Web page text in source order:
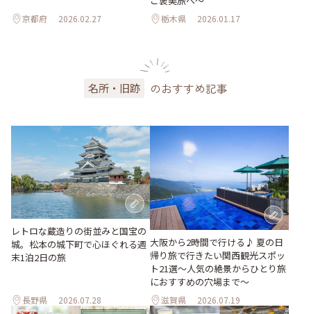
京都府 2026.02.27 栃木県 2026.01.17
名所・旧跡 のおすすめ記事
レトロな蔵造りの街並みと国宝の
城。松本の城下町で心ほぐれる週
末1泊2日の旅
長野県 2026.07.28
大阪から2時間で行ける♪ 夏の日
帰り旅で行きたい関西観光スポッ
ト21選～人気の絶景からひとり旅
におすすめの穴場まで～
滋賀県 2026.07.19